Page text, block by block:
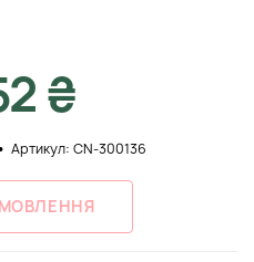
₴
Артикул: CN-300136